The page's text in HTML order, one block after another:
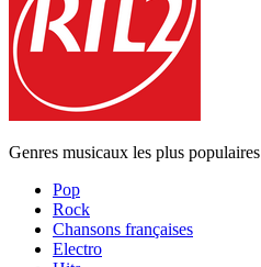
Genres musicaux les plus populaires
Pop
Rock
Chansons françaises
Electro